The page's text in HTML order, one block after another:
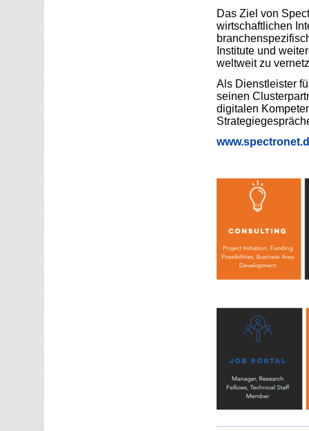
Das Ziel von
wirtschaftlichen
Institute und
weltweit zu
Als Dienstleister
seinen
digitalen